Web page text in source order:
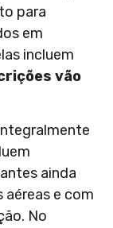
para
em
incluem
vão
ainda
aéreas e com
No